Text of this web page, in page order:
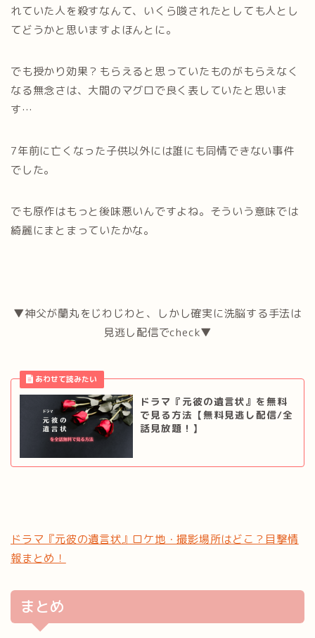
れていた人を殺すなんて、いくら唆されたとしても人とし
てどうかと思いますよほんとに。
でも授かり効果？もらえると思っていたものがもらえなく
なる無念さは、大間のマグロで良く表していたと思いま
す…
7年前に亡くなった子供以外には誰にも同情できない事件
でした。
でも原作はもっと後味悪いんですよね。そういう意味では
綺麗にまとまっていたかな。
▼神父が蘭丸をじわじわと、しかし確実に洗脳する手法は
見逃し配信でcheck▼
ドラマ『元彼の遺言状』を無料
で見る方法【無料見逃し配信/全
話見放題！】
ドラマ『元彼の遺言状』ロケ地・撮影場所はどこ？目撃情
報まとめ！
まとめ